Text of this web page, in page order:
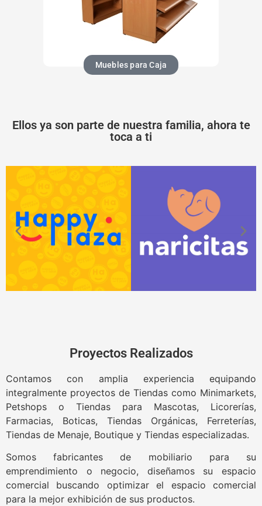
Muebles para Caja
Ellos ya son parte de nuestra familia, ahora te
toca a ti
Proyectos Realizados
Contamos con amplia experiencia equipando
integralmente proyectos de Tiendas como Minimarkets,
Petshops o Tiendas para Mascotas, Licorerías,
Farmacias, Boticas, Tiendas Orgánicas, Ferreterías,
Tiendas de Menaje, Boutique y Tiendas especializadas.
Somos fabricantes de mobiliario para su
emprendimiento o negocio, diseñamos su espacio
comercial buscando optimizar el espacio comercial
para la mejor exhibición de sus productos.